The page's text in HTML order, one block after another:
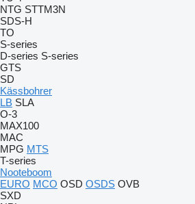
NTG STTM3N
SDS-H
TO
S-series
D-series S-series
GTS
SD
Kässbohrer
LB SLA
O-3
MAX100
MAC
MPG MTS
T-series
Nooteboom
EURO MCO OSD OSDS OVB
SXD